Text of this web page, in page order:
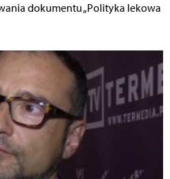
dokumentu „Polityka lekowa